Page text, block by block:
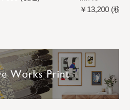
￥13,200 (税込